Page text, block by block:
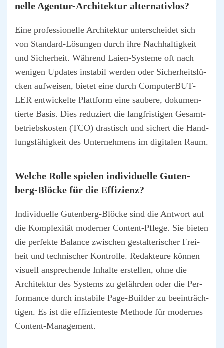
nel­le Agen­tur-Archi­tek­tur alter­na­tiv­los?
Eine pro­fes­sio­nel­le Archi­tek­tur unter­schei­det sich
von Stan­dard-Lösun­gen durch ihre Nach­hal­tig­keit
und Sicher­heit. Wäh­rend Lai­en-Sys­te­me oft nach
weni­gen Updates insta­bil wer­den oder Sicher­heits­lü­
cken auf­wei­sen, bie­tet eine durch Com­pu­ter­BUT­
LER ent­wi­ckel­te Platt­form eine sau­be­re, doku­men­
tier­te Basis. Dies redu­ziert die lang­fris­ti­gen Gesamt­
be­triebs­kos­ten (TCO) dras­tisch und sichert die Hand­
lungs­fä­hig­keit des Unter­neh­mens im digi­ta­len Raum.
Wel­che Rol­le spie­len indi­vi­du­el­le Guten­
berg-Blö­cke für die Effi­zi­enz?
Indi­vi­du­el­le Guten­berg-Blö­cke sind die Ant­wort auf
die Kom­ple­xi­tät moder­ner Con­tent-Pfle­ge. Sie bie­ten
die per­fek­te Balan­ce zwi­schen gestal­te­ri­scher Frei­
heit und tech­ni­scher Kon­trol­le. Redak­teu­re kön­nen
visu­ell anspre­chen­de Inhal­te erstel­len, ohne die
Archi­tek­tur des Sys­tems zu gefähr­den oder die Per­
for­mance durch insta­bi­le Page-Buil­der zu beein­träch­
ti­gen. Es ist die effi­zi­en­tes­te Metho­de für moder­nes
Con­tent-Manage­ment.